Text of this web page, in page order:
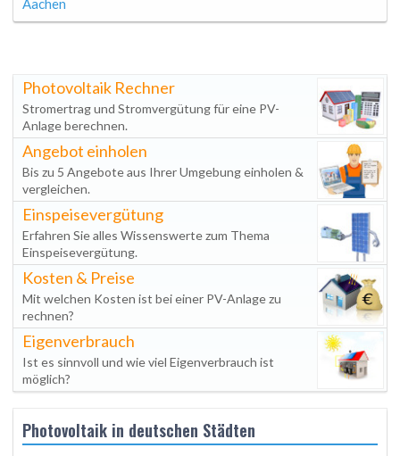
Aachen
Photovoltaik Rechner
Stromertrag und Stromvergütung für eine PV-
Anlage berechnen.
Angebot einholen
Bis zu 5 Angebote aus Ihrer Umgebung einholen &
vergleichen.
Einspeisevergütung
Erfahren Sie alles Wissenswerte zum Thema
Einspeisevergütung.
Kosten & Preise
Mit welchen Kosten ist bei einer PV-Anlage zu
rechnen?
Eigenverbrauch
Ist es sinnvoll und wie viel Eigenverbrauch ist
möglich?
Photovoltaik in deutschen Städten